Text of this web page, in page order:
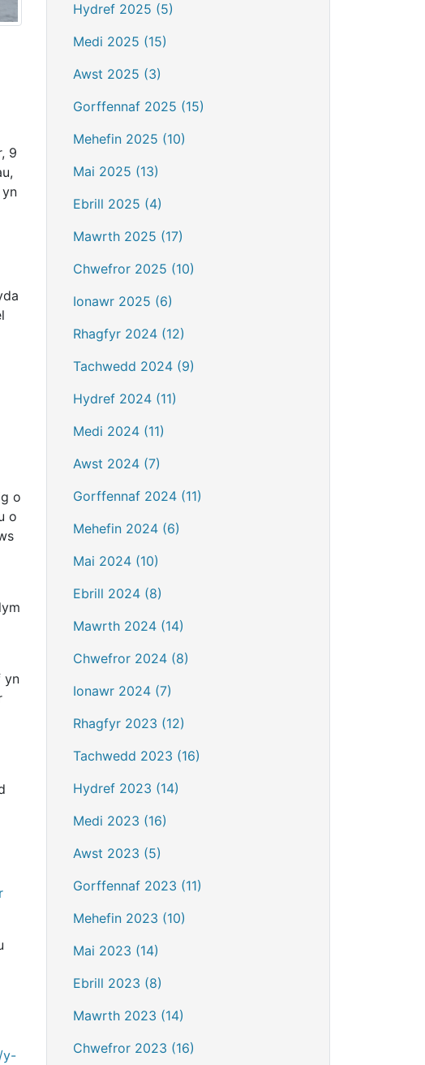
9
o
o
yn
y-
Hydref 2025 (5)
Medi 2025 (15)
Awst 2025 (3)
Gorffennaf 2025 (15)
Mehefin 2025 (10)
Mai 2025 (13)
Ebrill 2025 (4)
Mawrth 2025 (17)
Chwefror 2025 (10)
Ionawr 2025 (6)
Rhagfyr 2024 (12)
Tachwedd 2024 (9)
Hydref 2024 (11)
Medi 2024 (11)
Awst 2024 (7)
Gorffennaf 2024 (11)
Mehefin 2024 (6)
Mai 2024 (10)
Ebrill 2024 (8)
Mawrth 2024 (14)
Chwefror 2024 (8)
Ionawr 2024 (7)
Rhagfyr 2023 (12)
Tachwedd 2023 (16)
Hydref 2023 (14)
Medi 2023 (16)
Awst 2023 (5)
Gorffennaf 2023 (11)
Mehefin 2023 (10)
Mai 2023 (14)
Ebrill 2023 (8)
Mawrth 2023 (14)
Chwefror 2023 (16)